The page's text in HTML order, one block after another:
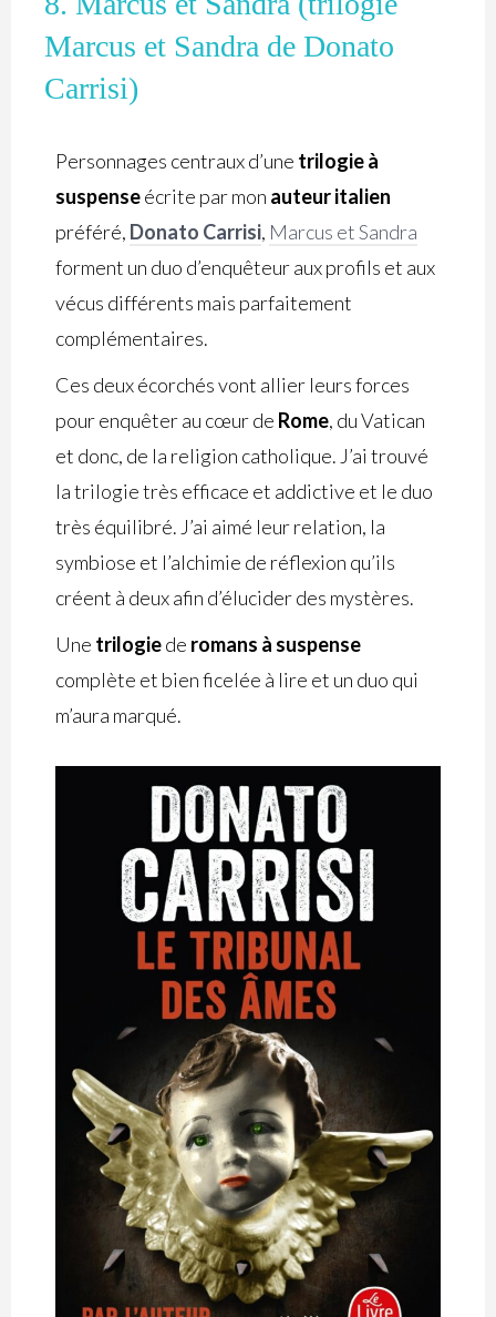
Marcus et Sandra de Donato
Carrisi)
Personnages centraux d’une trilogieà
suspenseécrite par mon auteur italien
préféré, Donato Carrisi, Marcus et Sandra
forment un duo d’enquêteur aux profils et aux
vécus différents mais parfaitement
complémentaires.
Ces deux écorchés vont allier leurs forces
pour enquêter au cœur de Rome, du Vatican
et donc, de la religion catholique. J’ai trouvé
la trilogie très efficace et addictive et le duo
très équilibré. J’ai aimé leur relation, la
symbiose et l’alchimie de réflexion qu’ils
créent à deux afin d’élucider des mystères.
Une trilogiede romans à suspense
complète et bien ficelée à lire et un duo qui
m’aura marqué.